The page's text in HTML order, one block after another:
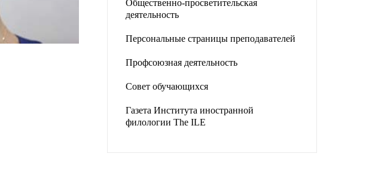
Общественно-просветительская
деятельность
Персональные страницы преподавателей
Профсоюзная деятельность
Совет обучающихся
Газета Института иностранной
филологии The ILE